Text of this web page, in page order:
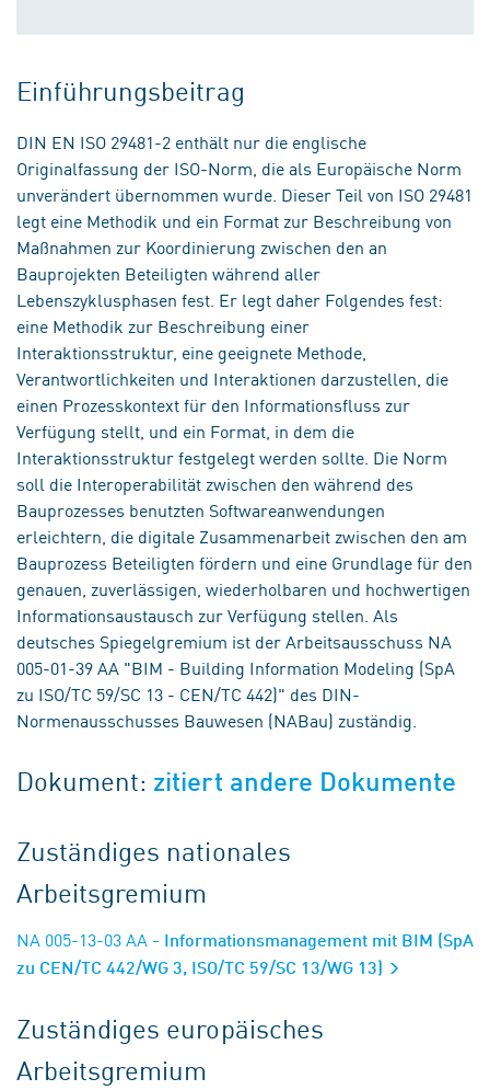
Einführungsbeitrag
DIN EN ISO 29481-2 enthält nur die englische
Originalfassung der ISO-Norm, die als Europäische Norm
unverändert übernommen wurde. Dieser Teil von ISO 29481
legt eine Methodik und ein Format zur Beschreibung von
Maßnahmen zur Koordinierung zwischen den an
Bauprojekten Beteiligten während aller
Lebenszyklusphasen fest. Er legt daher Folgendes fest:
eine Methodik zur Beschreibung einer
Interaktionsstruktur, eine geeignete Methode,
Verantwortlichkeiten und Interaktionen darzustellen, die
einen Prozesskontext für den Informationsfluss zur
Verfügung stellt, und ein Format, in dem die
Interaktionsstruktur festgelegt werden sollte. Die Norm
soll die Interoperabilität zwischen den während des
Bauprozesses benutzten Softwareanwendungen
erleichtern, die digitale Zusammenarbeit zwischen den am
Bauprozess Beteiligten fördern und eine Grundlage für den
genauen, zuverlässigen, wiederholbaren und hochwertigen
Informationsaustausch zur Verfügung stellen. Als
deutsches Spiegelgremium ist der Arbeitsausschuss NA
005-01-39 AA "BIM - Building Information Modeling (SpA
zu ISO/TC 59/SC 13 - CEN/TC 442)" des DIN-
Normenausschusses Bauwesen (NABau) zuständig.
Dokument: zitiert andere Dokumente
Zuständiges nationales
Arbeitsgremium
NA 005-13-03 AA - Informationsmanagement mit BIM (SpA
zu CEN/TC 442/WG 3, ISO/TC 59/SC 13/WG 13)
Zuständiges europäisches
Arbeitsgremium